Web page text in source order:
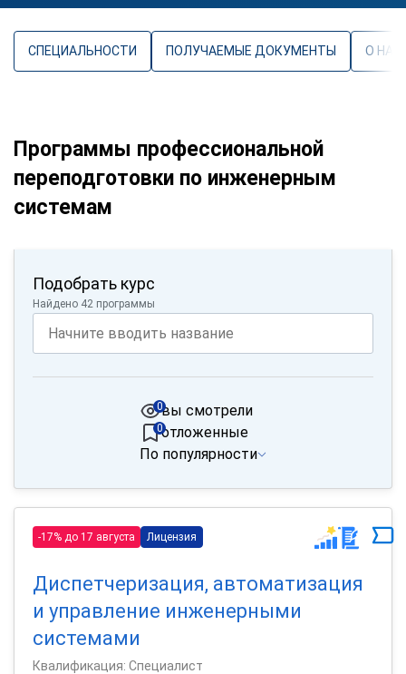
СПЕЦИАЛЬНОСТИ ПОЛУЧАЕМЫЕ ДОКУМЕНТЫ О
Программы профессиональной
переподготовки по инженерным
системам
Подобрать курс
Найдено 42 программы
вы смотрели
0
отложенные
0
По популярности
-17% до 17 августа Лицензия
Диспетчеризация, автоматизация
и управление инженерными
системами
Квалификация: Специалист